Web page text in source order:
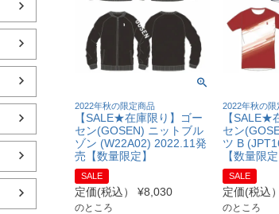
2022年秋の限定商品
【SALE★在庫限り】ゴー
セン(GOSEN) ニットブル
ゾン (W22A02) 2022.11発
売【数量限定】
SALE
定価(税込） ¥8,030
のところ
2022年秋の限
【SALE★
セン
ツ B
【数量限定
SALE
定価(税込）
のところ